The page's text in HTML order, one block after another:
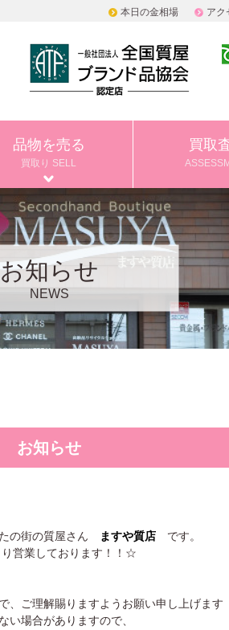
本日の金相場 アク
品物を売る
買取り SELL
買取
お知らせ
NEWS
お知らせ
の街の質屋さん ますや質店 です。
営業しております！！☆
、ご理解賜りますようお願い申し上げます
場合がありますので、